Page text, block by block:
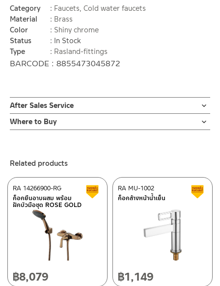
Category
Faucets, Cold water faucets
Material
Brass
Color
Shiny chrome
Status
In Stock
Type
Rasland-fittings
BARCODE : 8855473045872
After Sales Service
Online Platform
– Email: contact@charnpaiboon.com
After Sales Service Center – Bangkok
662/61-62 Rama 3 Road, Bangpongpang, Yannawa,
Bangkok 10120
Tel: 02-358-0080 / 080-075-8668 / 091-545-0556
Where to Buy
– Shopee
–Lazada
ติดต่อพนักงานขาย / Contact Sales Staff
Tel: 02-285-5795
@charnpaiboon.sales
Related products
ก็อกยืนอาบผสม พร้อม
ฝักบัวมือชุด ROSE GOLD
RA 14266900-RG Clearance sale
฿8,079
ก็อกล้างหน้าน้ำเย็น
RA MU-1002
฿1,149